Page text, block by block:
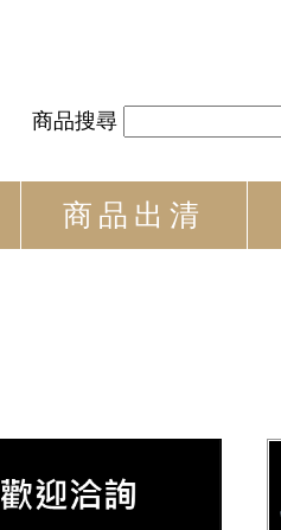
商品搜尋
商品出清